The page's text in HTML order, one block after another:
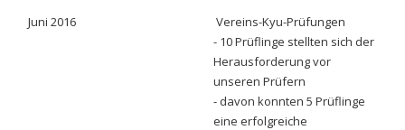
Juni 2016
Vereins-Kyu-Prüfungen
- 10 Prüflinge stellten sich der
Herausforderung vor
unseren Prüfern
- davon konnten 5 Prüflinge
eine erfolgreiche